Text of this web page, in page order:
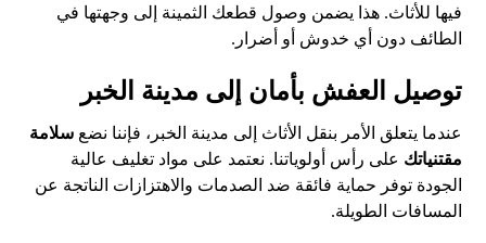
فيها للأثاث. هذا يضمن وصول قطعك الثمينة إلى وجهتها في
الطائف دون أي خدوش أو أضرار.
توصيل العفش بأمان إلى مدينة الخبر
عندما يتعلق الأمر بنقل الأثاث إلى مدينة الخبر، فإننا نضعسلامة
مقتنياتك على رأس أولوياتنا. نعتمد على مواد تغليف عالية
الجودة توفر حماية فائقة ضد الصدمات والاهتزازات الناتجة عن
المسافات الطويلة.